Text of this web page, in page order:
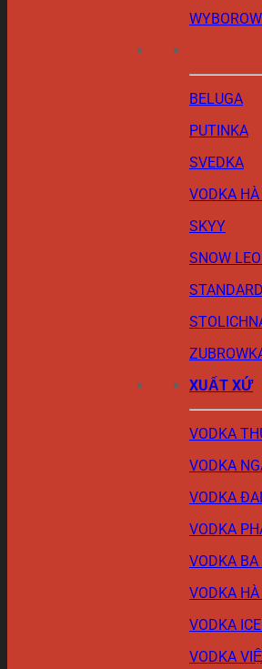
BELUGA
PUTINKA
SVEDKA
VODKA HÀ
SKYY
SNOW
STANDARD
XUẤT XỨ
VODKA
VODKA
VODKA
VODKA
VODKA BA
VODKA HÀ
VODKA
VODKA